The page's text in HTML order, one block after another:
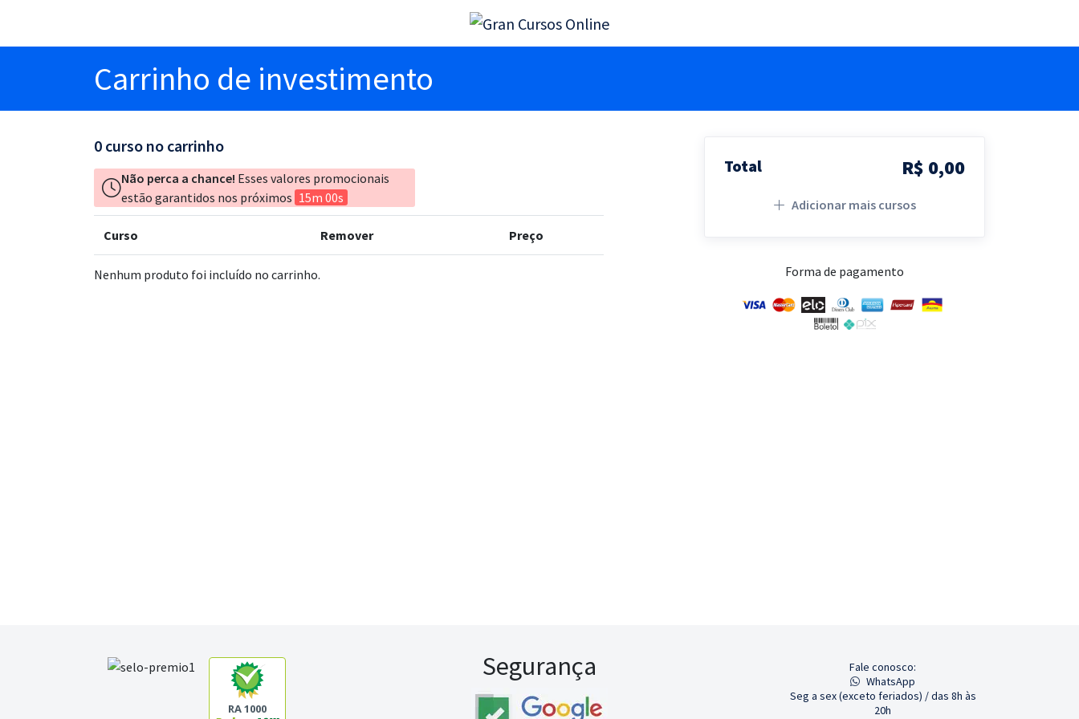
Carrinho de investimento
0 curso no carrinho
Não perca a chance! Esses valores promocionais
estão garantidos nos próximos 15m 00s
Curso Remover Preço
Nenhum produto foi incluído no carrinho.
Total R$ 0,00
Adicionar mais cursos
Forma de pagamento
RA 1000
Segurança
Fale conosco:
WhatsApp
Seg a sex (exceto feriados) / das 8h às
20h